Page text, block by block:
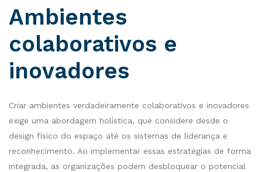
Ambientes
colaborativos e
inovadores
Criar ambientes verdadeiramente colaborativos e inovadores
exige uma abordagem holística, que considere desde o
design físico do espaço até os sistemas de liderança e
reconhecimento. Ao implementar essas estratégias de forma
integrada, as organizações podem desbloquear o potencial